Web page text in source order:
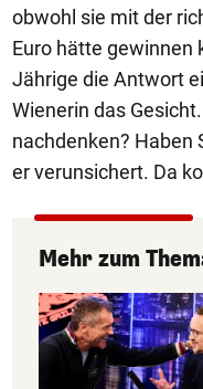
obwohl sie mit der
Euro hätte gewinnen
Jährige die Antwort
Wienerin das
nachdenken? Haben
er verunsichert. Da
Mehr zum